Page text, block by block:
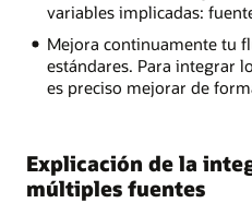
variables implicadas:
Mejora continuamente tu
estándares. Para integrar
es preciso mejorar de
Explicación de la
múltiples fuentes